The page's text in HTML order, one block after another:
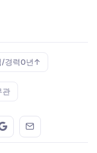
/경력0년↑
관
FaceBook
this on Twitter
Share this on GMail
Share this on